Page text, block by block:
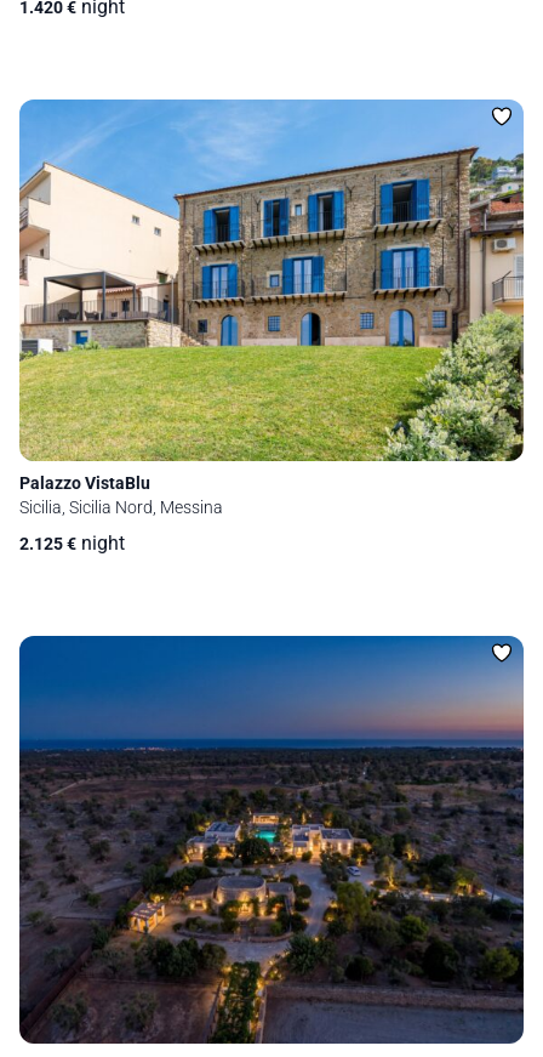
1.420€ night
Palazzo VistaBlu
Sicilia, Sicilia Nord, Messina
2.125€ night